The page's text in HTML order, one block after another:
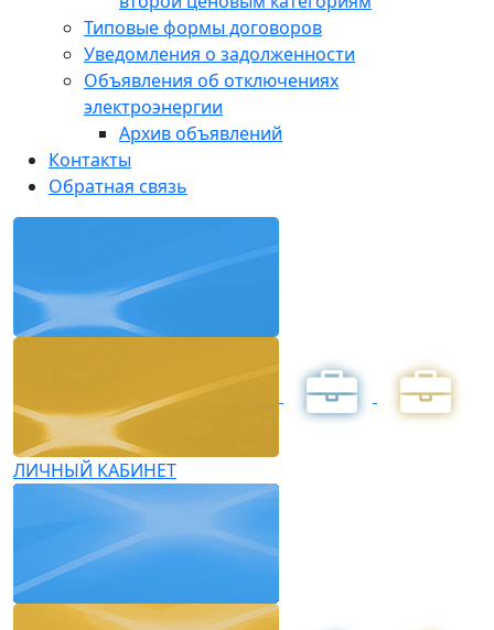
Типовые формы договоров
Уведомления о задолженности
Объявления об отключениях
электроэнергии
Архив объявлений
Контакты
Обратная связь
ЛИЧНЫЙ КАБИНЕТ